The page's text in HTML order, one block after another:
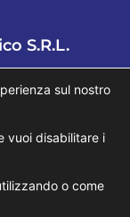
S.R.L.
sul nostro
vuoi disabilitare i
o come